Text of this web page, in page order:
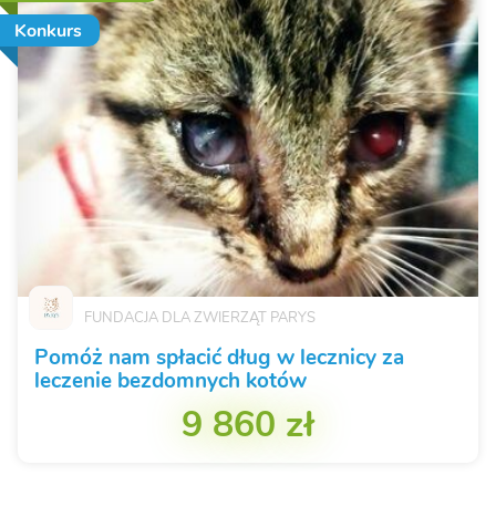
Konkurs
FUNDACJA DLA ZWIERZĄT PARYS
Pomóż nam spłacić dług w lecznicy za
leczenie bezdomnych kotów
9 860 zł